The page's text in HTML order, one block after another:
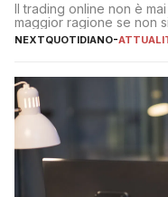
Il trading online non è
maggior ragione se non
NEXTQUOTIDIANO-